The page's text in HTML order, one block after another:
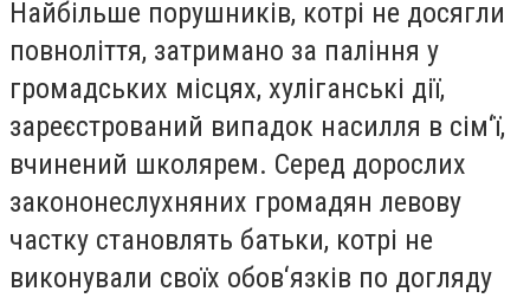
Найбільше порушників, котрі не досягли
повноліття, затримано за паління у
громадських місцях, хуліганські дії,
зареєстрований випадок насилля в сім‘ї,
вчинений школярем. Серед дорослих
закононеслухняних громадян левову
частку становлять батьки, котрі не
виконували своїх обов‘язків по догляду